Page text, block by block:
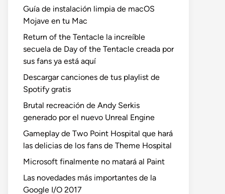
Guía de instalación limpia de macOS
Mojave en tu Mac
Return of the Tentacle la increíble
secuela de Day of the Tentacle creada por
sus fans ya está aquí
Descargar canciones de tus playlist de
Spotify gratis
Brutal recreación de Andy Serkis
generado por el nuevo Unreal Engine
Gameplay de Two Point Hospital que hará
las delicias de los fans de Theme Hospital
Microsoft finalmente no matará al Paint
Las novedades más importantes de la
Google I/O 2017